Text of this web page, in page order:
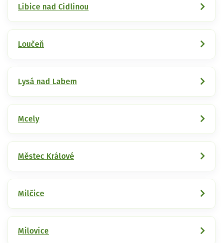
Libice nad Cidlinou
Loučeň
Lysá nad Labem
Mcely
Městec Králové
Milčice
Milovice